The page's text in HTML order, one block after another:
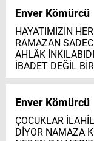
Enver Kömürcü
HAYATIMIZIN
RAMAZAN
AHLÂK
İBADET DEĞİL
Enver Kömürcü
ÇOCUKLAR
DİYOR NAMAZA